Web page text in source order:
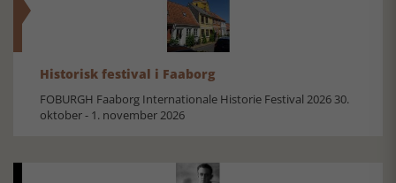
Historisk festival i Faaborg
FOBURGH Faaborg Internationale Historie Festival 2026 30.
oktober - 1. november 2026